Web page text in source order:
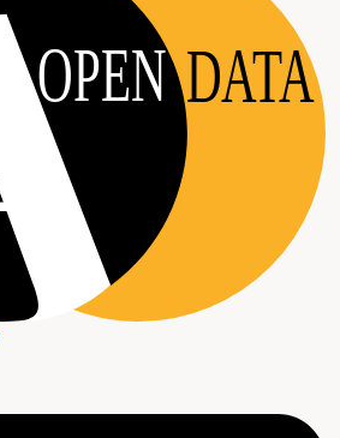
OPEN DATA